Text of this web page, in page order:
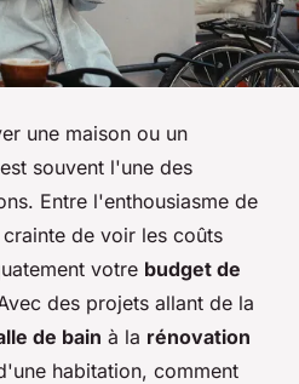
une maison ou un
souvent l'une des
Entre l'enthousiasme de
de voir les coûts
votre budget de
des projets allant de la
de bain à la rénovation
habitation, comment